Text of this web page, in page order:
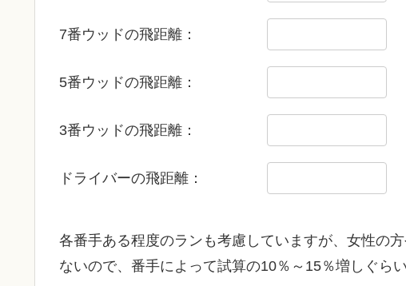
7番ウッドの飛距離：
5番ウッドの飛距離：
3番ウッドの飛距離：
ドライバーの飛距離：
各番手ある程度のランも考慮していますが、女性の
ないので、番手によって試算の10％～15％増しぐら